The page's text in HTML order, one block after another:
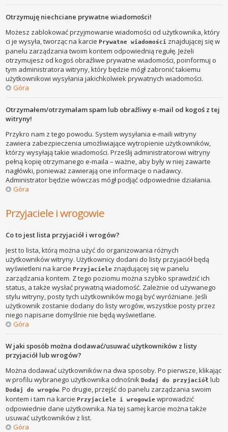
Otrzymuję niechciane prywatne wiadomości!
Możesz zablokować przyjmowanie wiadomości od użytkownika, który
ci je wysyła, tworząc na karciePrywatne wiadomości znajdującej się w
panelu zarządzania twoim kontem odpowiednią regułę. Jeżeli
otrzymujesz od kogoś obraźliwe prywatne wiadomości, poinformuj o
tym administratora witryny, który będzie mógł zabronić takiemu
użytkownikowi wysyłania jakichkolwiek prywatnych wiadomości.
Góra
Otrzymałem/otrzymałam spam lub obraźliwy e-mail od kogoś z tej
witryny!
Przykro nam z tego powodu. System wysyłania e-maili witryny
zawiera zabezpieczenia umożliwiające wytropienie użytkowników,
którzy wysyłają takie wiadomości. Prześlij administratorowi witryny
pełną kopię otrzymanego e-maila – ważne, aby były w niej zawarte
nagłówki, ponieważ zawierają one informacje o nadawcy.
Administrator będzie wówczas mógł podjąć odpowiednie działania.
Góra
Przyjaciele i wrogowie
Co to jest lista przyjaciół i wrogów?
Jest to lista, którą można użyć do organizowania różnych
użytkowników witryny. Użytkownicy dodani do listy przyjaciół będą
wyświetleni na karciePrzyjaciele znajdującej się w panelu
zarządzania kontem. Z tego poziomu można szybko sprawdzić ich
status, a także wysłać prywatną wiadomość. Zależnie od używanego
stylu witryny, posty tych użytkowników mogą być wyróżniane. Jeśli
użytkownik zostanie dodany do listy wrogów, wszystkie posty przez
niego napisane domyślnie nie będą wyświetlane.
Góra
W jaki sposób można dodawać/usuwać użytkowników z listy
przyjaciół lub wrogów?
Można dodawać użytkowników na dwa sposoby. Po pierwsze, klikając
w profilu wybranego użytkownika odnośnikDodaj do przyjaciół lub
Dodaj do wrogów. Po drugie, przejść do panelu zarządzania swoim
kontem i tam na karciePrzyjaciele i wrogowie wprowadzić
odpowiednie dane użytkownika. Na tej samej karcie można także
usuwać użytkowników z list.
Góra